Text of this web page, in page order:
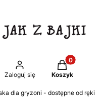
Zaloguj się
Produkty w
Koszyk
dla gryzoni - dostępne od ręki